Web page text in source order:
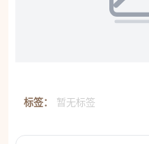
标签： 暂无标签